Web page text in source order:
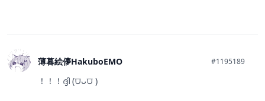
薄暮絵儚HakuboEMO #1195189
！！！ദ്ദി (⩌ᴗ⩌ )